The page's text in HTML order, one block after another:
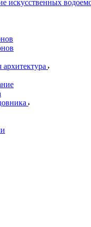
искусственных